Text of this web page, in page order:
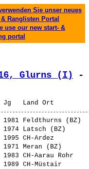
Sie unser neues
Ranglisten Portal
use our new start- &
portal
Glurns (I) -
1981 Feldthurns
1974 Latsch (BZ)
1995 CH-Ardez
1971 Meran (BZ)
1983 CH-Aarau
1989 CH-Müstair